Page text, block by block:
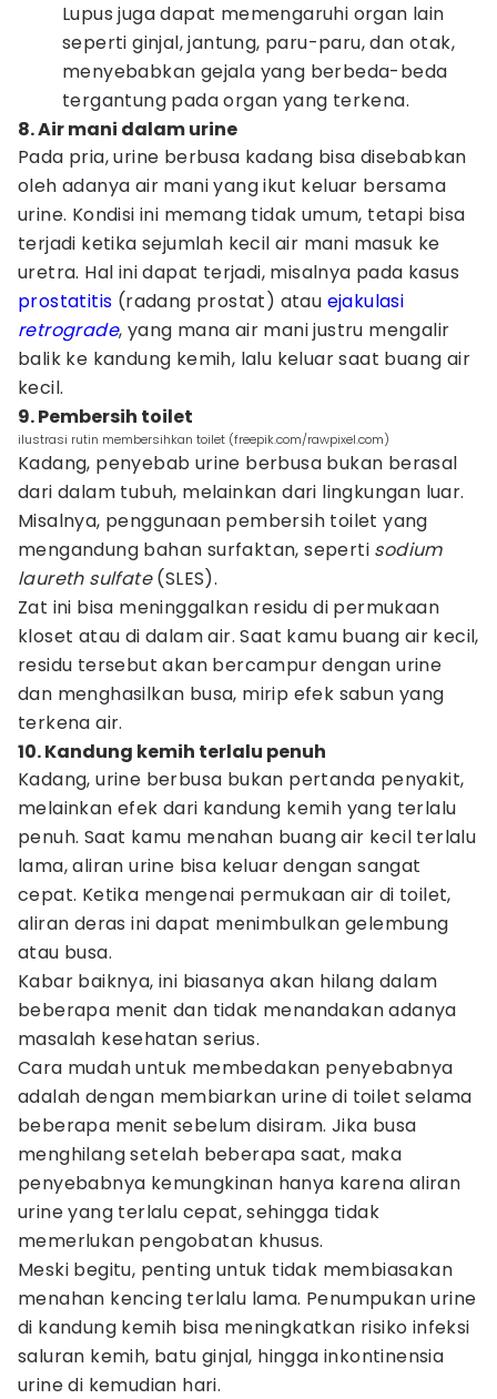
Lupus juga dapat memengaruhi organ lain
seperti ginjal, jantung, paru-paru, dan otak,
menyebabkan gejala yang berbeda-beda
tergantung pada organ yang terkena.
8. Air mani dalam urine
Pada pria, urine berbusa kadang bisa disebabkan
oleh adanya air mani yang ikut keluar bersama
urine. Kondisi ini memang tidak umum, tetapi bisa
terjadi ketika sejumlah kecil air mani masuk ke
uretra. Hal ini dapat terjadi, misalnya pada kasus
prostatitis (radang prostat) atau ejakulasi
retrograde, yang mana air mani justru mengalir
balik ke kandung kemih, lalu keluar saat buang air
kecil.
9. Pembersih toilet
ilustrasi rutin membersihkan toilet (freepik.com/rawpixel.com)
Kadang, penyebab urine berbusa bukan berasal
dari dalam tubuh, melainkan dari lingkungan luar.
Misalnya, penggunaan pembersih toilet yang
mengandung bahan surfaktan, seperti sodium
laureth sulfate(SLES).
Zat ini bisa meninggalkan residu di permukaan
kloset atau di dalam air. Saat kamu buang air kecil,
residu tersebut akan bercampur dengan urine
dan menghasilkan busa, mirip efek sabun yang
terkena air.
10. Kandung kemih terlalu penuh
Kadang, urine berbusa bukan pertanda penyakit,
melainkan efek dari kandung kemih yang terlalu
penuh. Saat kamu menahan buang air kecil terlalu
lama, aliran urine bisa keluar dengan sangat
cepat. Ketika mengenai permukaan air di toilet,
aliran deras ini dapat menimbulkan gelembung
atau busa.
Kabar baiknya, ini biasanya akan hilang dalam
beberapa menit dan tidak menandakan adanya
masalah kesehatan serius.
Cara mudah untuk membedakan penyebabnya
adalah dengan membiarkan urine di toilet selama
beberapa menit sebelum disiram. Jika busa
menghilang setelah beberapa saat, maka
penyebabnya kemungkinan hanya karena aliran
urine yang terlalu cepat, sehingga tidak
memerlukan pengobatan khusus.
Meski begitu, penting untuk tidak membiasakan
menahan kencing terlalu lama. Penumpukan urine
di kandung kemih bisa meningkatkan risiko infeksi
saluran kemih, batu ginjal, hingga inkontinensia
urine di kemudian hari.